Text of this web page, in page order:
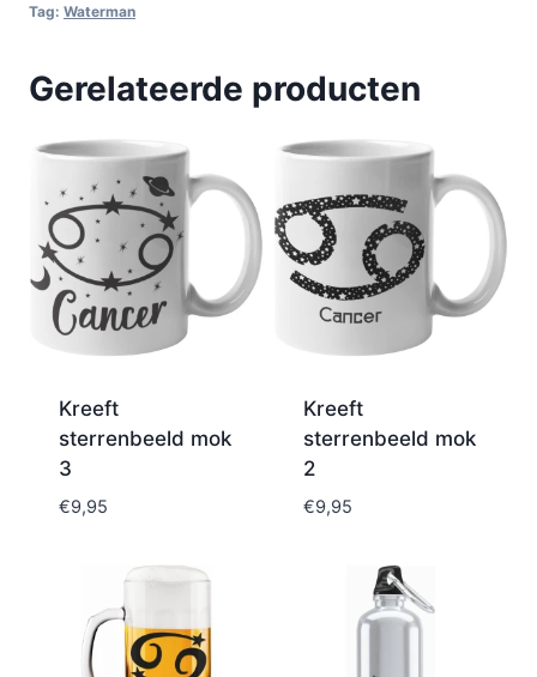
Tag: Waterman
Gerelateerde producten
Kreeft
sterrenbeeld mok
3
€9,95
Kreeft
sterrenbeeld mok
2
€9,95